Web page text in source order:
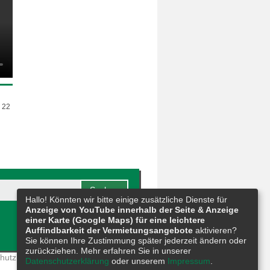
22
Meldestelle|Barrierefreiheit |
Hallo! Könnten wir bitte einige zusätzliche Dienste für
Anzeige von YouTube innerhalb der Seite & Anzeige
einer Karte (Google Maps) für eine leichtere
Auffindbarkeit der Vermietungsangebote aktivieren?
Sie können Ihre Zustimmung später jederzeit ändern oder
zurückziehen. Mehr erfahren Sie in unserer
Datenschutzerklärung oder unserem Impressum